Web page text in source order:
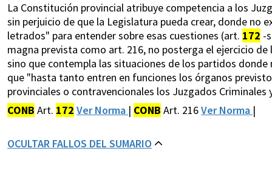
La Constitución provincial atribuye competencia a los
sin perjuicio de que la Legislatura pueda crear, donde no
letrados" para entender sobre esas cuestiones (art. 172 -
magna prevista como art. 216, no posterga el ejercicio
sino que contempla las situaciones de los partidos
que "hasta tanto entren en funciones los órganos
provinciales o contravencionales los Juzgados
CONB Art. 172 Ver Norma | CONB Art. 216Ver Norma |
OCULTAR FALLOS DEL SUMARIO